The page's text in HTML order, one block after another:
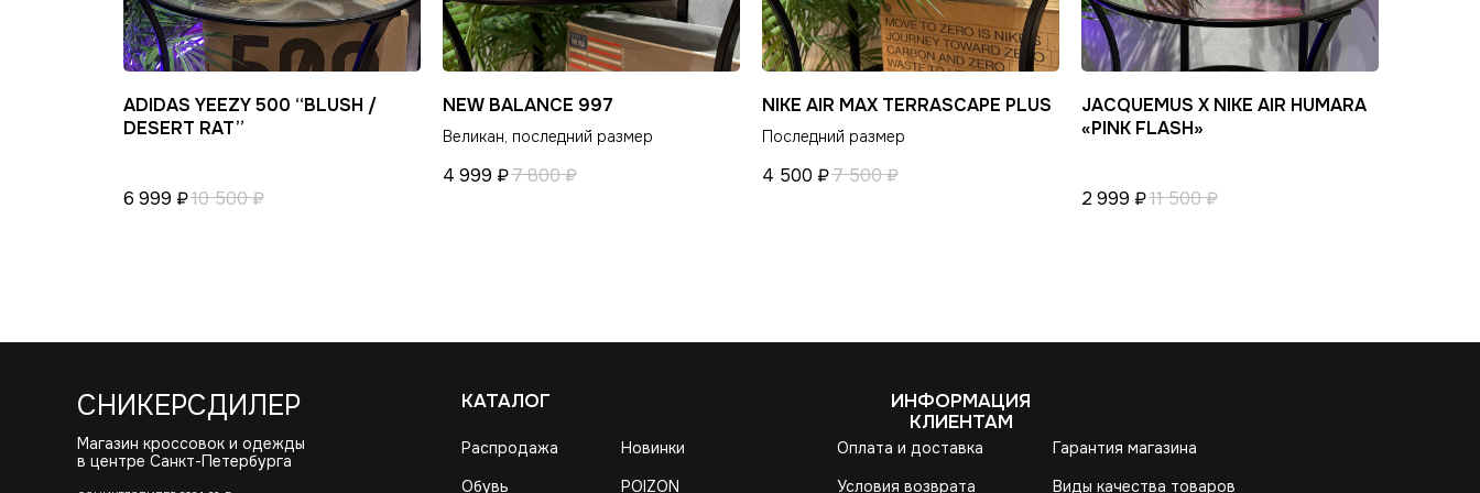
ADIDAS YEEZY 500 “BLUSH /
DESERT RAT”
6 999 ₽10 500₽
NEW BALANCE 997
Великан, последний размер
4 999 ₽7 800₽
NIKE AIR MAX TERRASCAPE PLUS
Последний размер
4 500 ₽7 500₽
JACQUEMUS X NIKE AIR HUMARA
«PINK FLASH»
2 999 ₽11 500₽